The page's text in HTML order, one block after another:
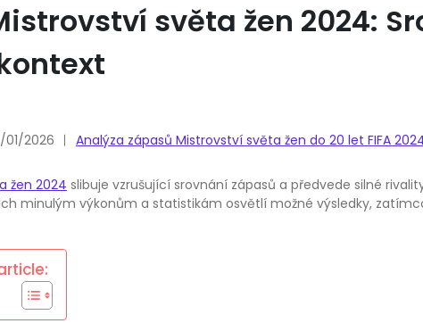
světa žen 2024:
01/2026 Analýza zápasů Mistrovství světa žen do 20 let FIFA
žen 2024 slibuje vzrušující srovnání zápasů a předvede silné
minulým výkonům a statistikám osvětlí možné výsledky,